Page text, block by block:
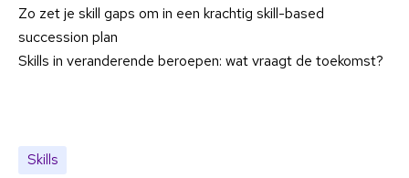
Zo zet je skill gaps om in een krachtig skill-based
succession plan
Skills in veranderende beroepen: wat vraagt de toekomst?
Skills